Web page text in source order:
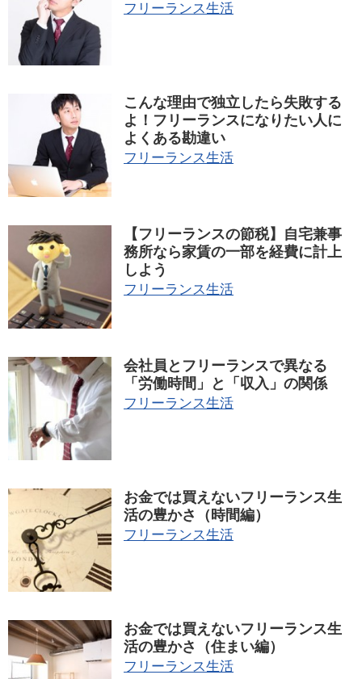
フリーランス生活
こんな理由で独立したら失敗する
よ！フリーランスになりたい人に
よくある勘違い
フリーランス生活
【フリーランスの節税】自宅兼事
務所なら家賃の一部を経費に計上
しよう
フリーランス生活
会社員とフリーランスで異なる
「労働時間」と「収入」の関係
フリーランス生活
お金では買えないフリーランス生
活の豊かさ（時間編）
フリーランス生活
お金では買えないフリーランス生
活の豊かさ（住まい編）
フリーランス生活